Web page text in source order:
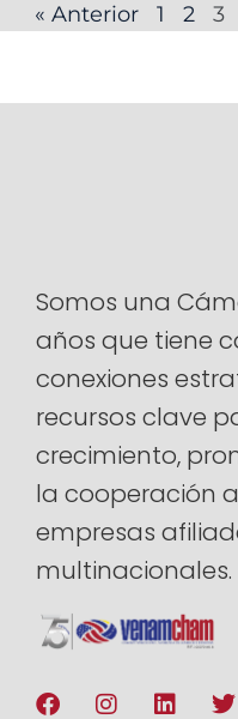
« Anterior 1 2 3
Somos una
años que tiene
conexiones
recursos clave
crecimiento,
la cooperación
empresas
multinacionales.